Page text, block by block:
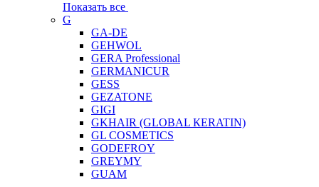
Показать все
G
GA-DE
GEHWOL
GERA Professional
GERMANICUR
GESS
GEZATONE
GIGI
GKHAIR (GLOBAL КЕRATIN)
GL COSMETICS
GODEFROY
GREYMY
GUAM